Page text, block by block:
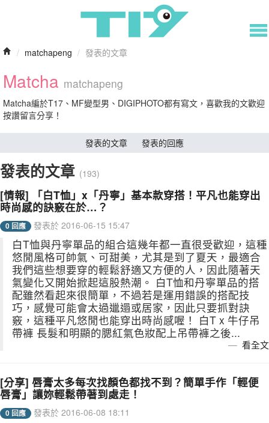
/ matchapeng / 發表的文章
Matcha matchapeng
Matcha編於T17、MF變型男、DIGIPHOTO都有寫文，喜歡我的文歡迎
按讚留言分享！
發表的文章 發表的回應
發表的文章 (193)
[情報] 「白T恤」x「丹寧」基本款穿搭！平凡也能穿出
時尚感的訣竅在於…？
0 回應 發表於 2016-06-15 15:47
白T恤與丹寧單品的組合這幾年都一直很受歡迎，這種
悠閒風格可帥氣、可甜美，尤其是到了夏天，最適合
我們這些想要穿的輕鬆舒適又方便的人，因此隨著天
氣變化又開始掀起這股熱潮。 白T恤和丹寧單品的搭
配雖然看起來很簡單，不過若是運用錯誤的搭配技
巧，感覺可能會太過邋遢或居家，因此只要抓對訣
竅，這種平凡悠閒也能穿出時尚感喔！ 白T x 牛仔吊
帶褲 長髮和明顯的腮紅氣色妝配上吊帶褲之後...
看全文
[分享] 唇膏太多每次找顏色都找不到？簡單手作「輕便
唇膏」讓妳輕鬆帶著到處走！
0 回應 發表於 2016-06-08 18:11